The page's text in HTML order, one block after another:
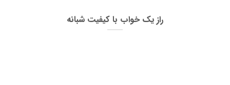
راز یک خواب با کیفیت شبانه